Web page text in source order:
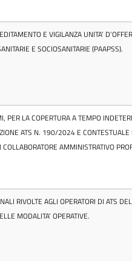
E VIGILANZA UNITA’
E SOCIOSANITARIE (PAAPSS).
PER LA COPERTURA A TEMPO
ATS N. 190/2024 E
AMMINISTRATIVO
RIVOLTE AGLI OPERATORI DI
MODALITA’ OPERATIVE.